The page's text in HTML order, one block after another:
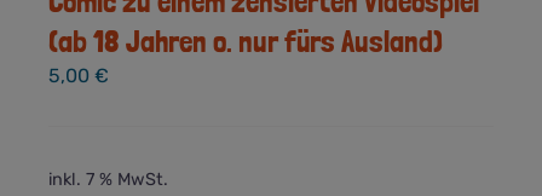
(ab 18 Jahren o. nur fürs Ausland)
5,00 €
inkl. 7 % MwSt.